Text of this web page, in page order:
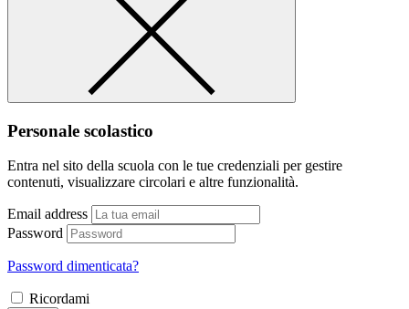
Personale scolastico
Entra nel sito della scuola con le tue credenziali per gestire
contenuti, visualizzare circolari e altre funzionalità.
Email address
Password
Password dimenticata?
Ricordami